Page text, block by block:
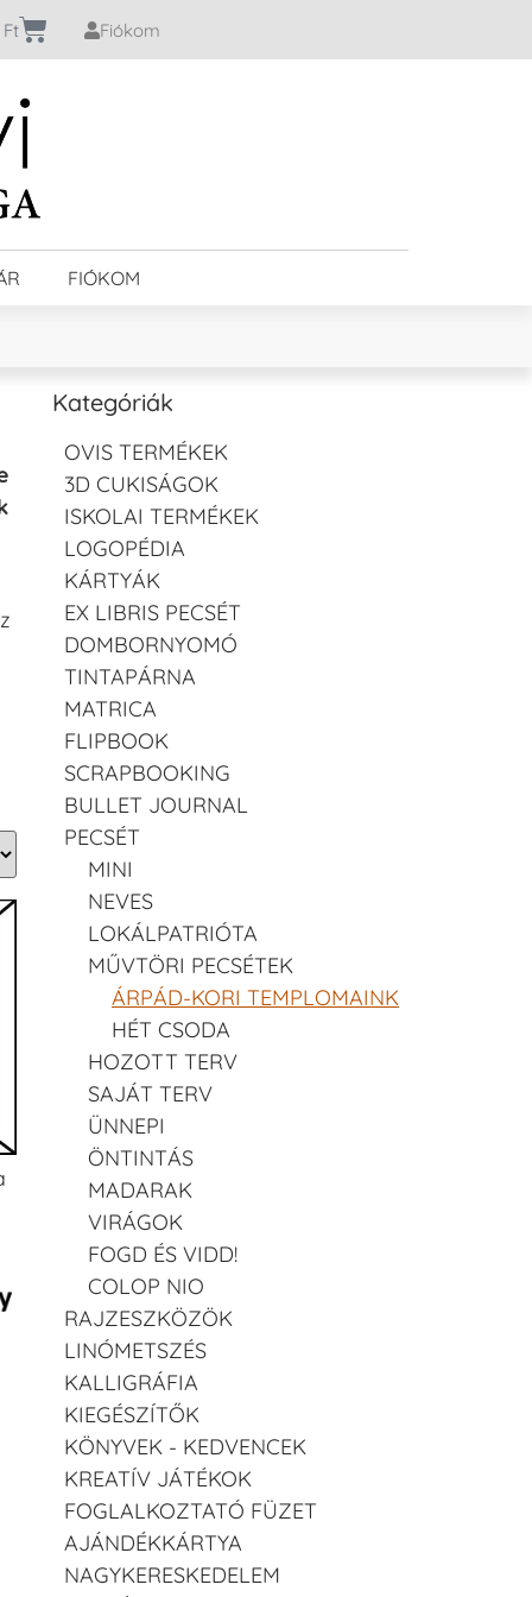
Ft Fiókom
FIÓKOM
Kategóriák
OVIS TERMÉKEK
3D CUKISÁGOK
ISKOLAI TERMÉKEK
LOGOPÉDIA
KÁRTYÁK
EX LIBRIS PECSÉT
DOMBORNYOMÓ
TINTAPÁRNA
MATRICA
FLIPBOOK
SCRAPBOOKING
BULLET JOURNAL
PECSÉT
MINI
NEVES
LOKÁLPATRIÓTA
MŰVTÖRI PECSÉTEK
ÁRPÁD-KORI TEMPLOMAINK
HÉT CSODA
HOZOTT TERV
SAJÁT TERV
ÜNNEPI
ÖNTINTÁS
MADARAK
VIRÁGOK
FOGD ÉS VIDD!
COLOP NIO
RAJZESZKÖZÖK
LINÓMETSZÉS
KALLIGRÁFIA
KIEGÉSZÍTŐK
KÖNYVEK - KEDVENCEK
KREATÍV JÁTÉKOK
FOGLALKOZTATÓ FÜZET
AJÁNDÉKKÁRTYA
NAGYKERESKEDELEM